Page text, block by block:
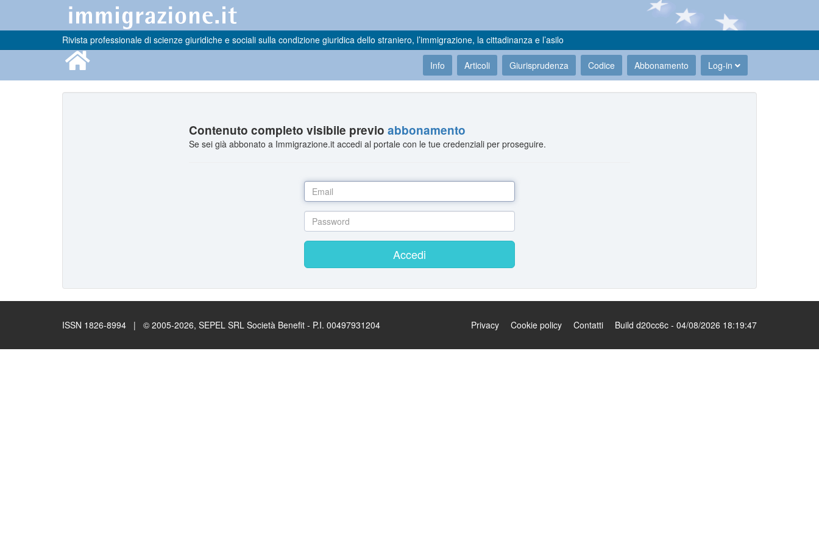
Rivista professionale di scienze giuridiche e sociali sulla condizione giuridica dello straniero, l’immigrazione, la cittadinanza e l’asilo
Info Articoli Giurisprudenza Codice Abbonamento Log-in
Contenuto completo visibile previoabbonamento
Se sei già abbonato a Immigrazione.it accedi al portale con le tue credenziali per proseguire.
Accedi
ISSN 1826-8994 | © 2005-2026, SEPEL SRL Società Benefit - P.I. 00497931204 Privacy Cookie policy Contatti Build d20cc6c - 04/08/2026 18:19:47